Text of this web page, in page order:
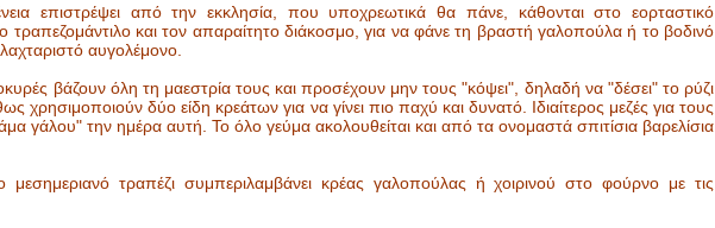
επιστρέψει από την εκκλησία, που υποχρεωτικά θα πάνε, κάθονται στο εορταστικό
τραπεζομάντιλο και τον απαραίτητο διάκοσμο, για να φάνε τη βραστή γαλοπούλα ή το βοδινό
αυγολέμονο.
βάζουν όλη τη μαεστρία τους και προσέχουν μην τους "κόψει", δηλαδή να "δέσει" το ρύζι
χρησιμοποιούν δύο είδη κρεάτων για να γίνει πιο παχύ και δυνατό. Ιδιαίτερος μεζές για τους
γάλου" την ημέρα αυτή. Το όλο γεύμα ακολουθείται και από τα ονομαστά σπιτίσια βαρελίσια
τραπέζι συμπεριλαμβάνει κρέας γαλοπούλας ή χοιρινού στο φούρνο με τις